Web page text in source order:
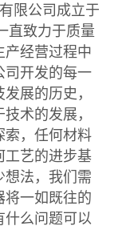
限公司成立于
直致力于质量
产经营过程中
司开发的每一
展的历史，
术的发展，
索，任何材料
工艺的进步基
想法，我们需
将一如既往的
什么问题可以